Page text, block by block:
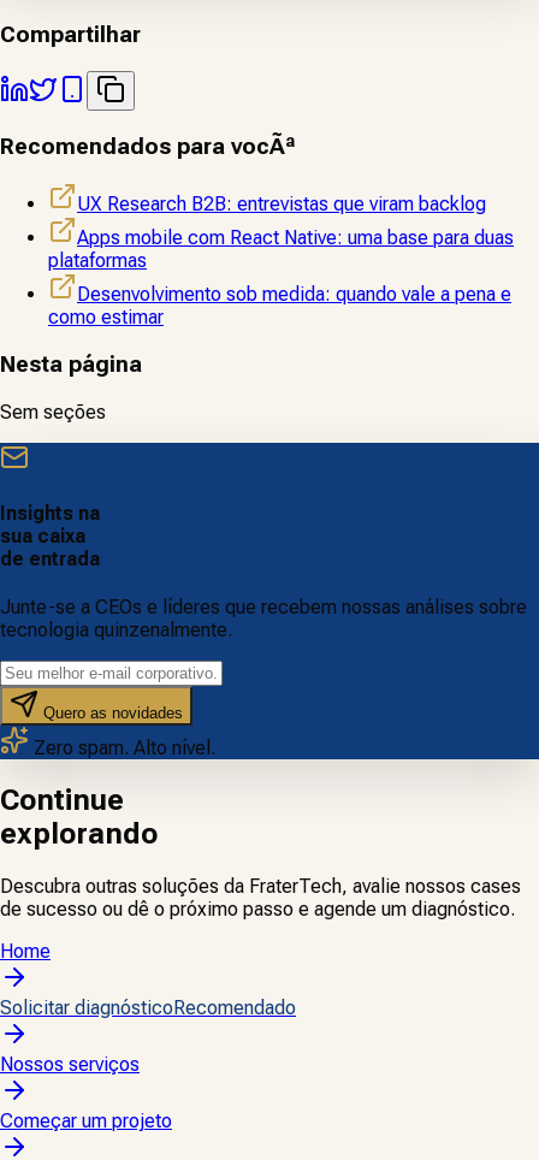
Compartilhar
Recomendados para vocÃª
UX Research B2B: entrevistas que viram backlog
Apps mobile com React Native: uma base para duas
plataformas
Desenvolvimento sob medida: quando vale a pena e
como estimar
Nesta página
Sem seções
Insights na
sua caixa
de entrada
Junte-se a CEOs e líderes que recebem nossas análises sobre
tecnologia quinzenalmente.
Quero as novidades
Zero spam. Alto nível.
Continue
explorando
Descubra outras soluções da FraterTech, avalie nossos cases
de sucesso ou dê o próximo passo e agende um diagnóstico.
Home
Solicitar diagnósticoRecomendado
Nossos serviços
Começar um projeto